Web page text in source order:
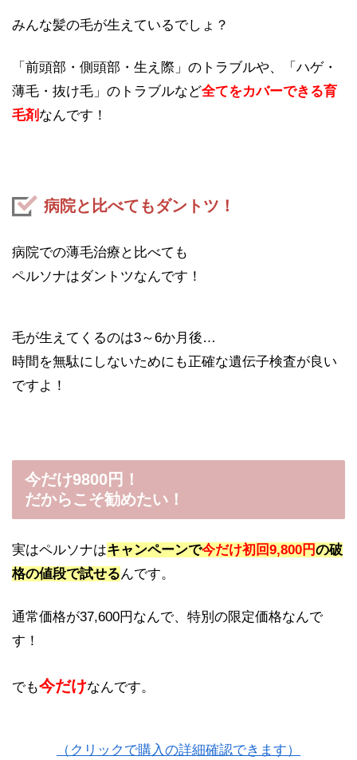
みんな髪の毛が生えているでしょ？
「前頭部・側頭部・生え際」のトラブルや、「ハゲ・
薄毛・抜け毛」のトラブルなど全てをカバーできる育
毛剤 なんです！
病院と比べてもダントツ！
病院での薄毛治療と比べても
ペルソナはダントツなんです！
毛が生えてくるのは3～6か月後…
時間を無駄にしないためにも正確な遺伝子検査が良い
ですよ！
今だけ9800円！
だからこそ勧めたい！
実はペルソナはキャンペーンで今だけ初回9,800円の破
格の値段で試せるんです。
通常価格が37,600円なんで、特別の限定価格なんで
す！
でも今だけなんです。
（クリックで購入の詳細確認できます）